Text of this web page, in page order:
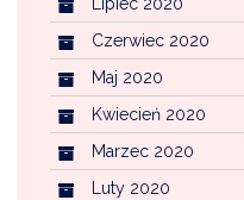
Czerwiec 2020
Maj 2020
Kwiecień 2020
Marzec 2020
Luty 2020